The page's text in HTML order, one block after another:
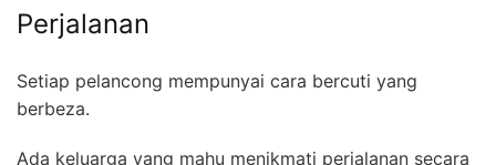
Perjalanan
Setiap pelancong mempunyai cara bercuti yang
berbeza.
Ada keluarga yang mahu menikmati perjalanan secara